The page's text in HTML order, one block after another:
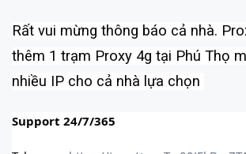
Rất vui mừng thông báo cả nhà.
thêm 1 trạm Proxy 4g tại Phú Thọ
nhiều IP cho cả nhà lựa chọn
Support 24/7/365